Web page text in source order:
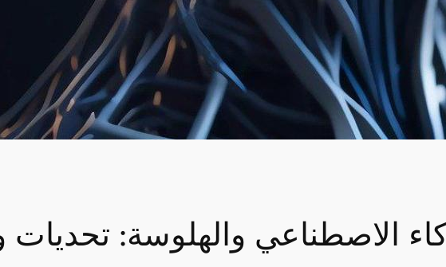
الاصطناعي والهلوسة: تحديات